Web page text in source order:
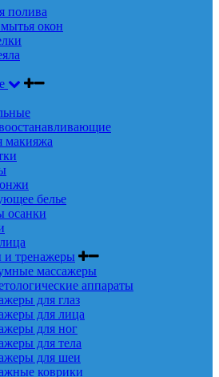
полива
окон
макияжа
белье
осанки
тренажеры
массажеры
аппараты
для глаз
для лица
для ног
для тела
для шеи
коврики